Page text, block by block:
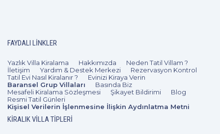
FAYDALI LINKLER
Yazlık Villa Kiralama Hakkımızda
Neden Tatil Villam ?
İletişim
Yardım & Destek Merkezi
Rezervasyon Kontrol
Tatil Evi Nasıl Kiralanır ?
Evinizi Kiraya Verin
Baransel Grup Villaları
Basında Biz
Mesafeli Kiralama Sözleşmesi
Şikayet Bildirimi
Blog
Resmi Tatil Günleri
Kişisel Verilerin İşlenmesine İlişkin Aydınlatma Metni
KIRALIK VILLA TIPLERI